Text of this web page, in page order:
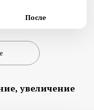
После
увеличение